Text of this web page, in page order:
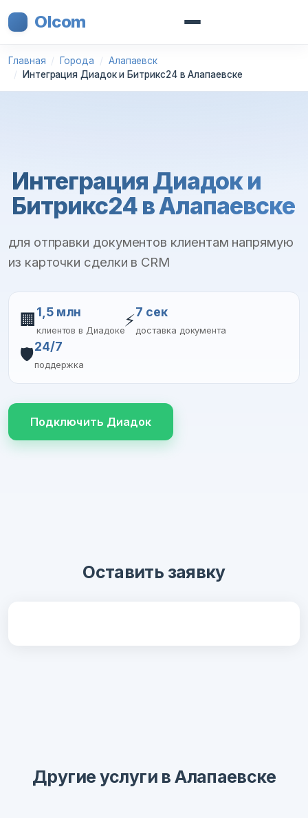
Olcom
Главная Города
Алапаевск
Интеграция Диадок и Битрикс24 в Алапаевске
Интеграция Диадок и
Битрикс24 в Алапаевске
для отправки документов клиентам напрямую
из карточки сделки в CRM
🏢 1,5 млн
клиентов в Диадоке
⚡7 сек
доставка документа
🛡️24/7
поддержка
Подключить Диадок
Оставить заявку
Другие услуги в Алапаевске